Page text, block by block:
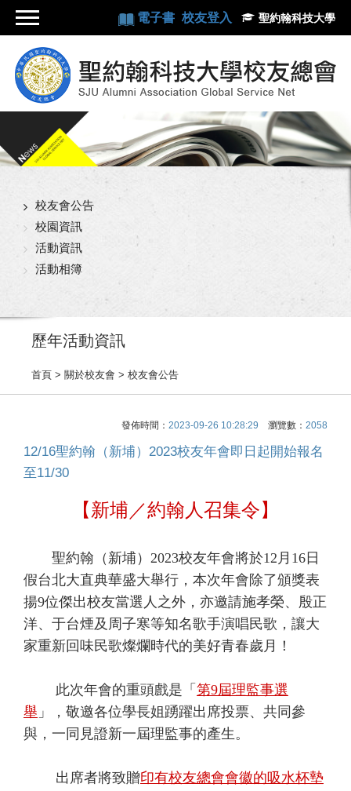
電子書 校友登入 聖約翰科技大學
校友會公告
校園資訊
活動資訊
活動相簿
歷年活動資訊
首頁 > 關於校友會 > 校友會公告
發佈時間： 2023-09-26 10:28:29 瀏覽數： 2058
12/16聖約翰（新埔）2023校友年會即日起開始報名
至11/30
【新埔／約翰人召集令】
聖約翰（新埔）2023校友年會將於12月16日
假台北大直典華盛大舉行，本次年會除了頒獎表
揚9位傑出校友當選人之外，亦邀請施孝榮、殷正
洋、于台煙及周子寒等知名歌手演唱民歌，讓大
家重新回味民歌燦爛時代的美好青春歲月！
此次年會的重頭戲是「 第9屆理監事選
舉 」，敬邀各位學長姐踴躍出席投票、共同參
與，一同見證新一屆理監事的產生。
出席者將致贈印有校友總會會徽的吸水杯墊